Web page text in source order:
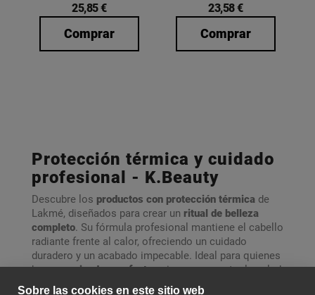
25,85 €
Comprar
23,58 €
Comprar
Protección térmica y cuidado
profesional - K.Beauty
Descubre los productos con protección térmica de
Lakmé, diseñados para crear un ritual de belleza
completo. Su fórmula profesional mantiene el cabello
radiante frente al calor, ofreciendo un cuidado
duradero y un acabado impecable. Ideal para quienes
buscanpeinados perfectossin comprometer la salud
capilar.
Sobre las cookies en este sitio web